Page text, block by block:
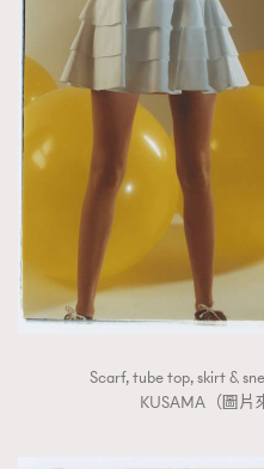
Scarf, tube top, skirt &
KUSAMA（圖片